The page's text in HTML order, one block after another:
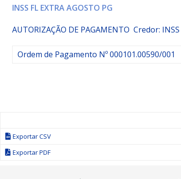
[ 3 de agosto de 2026 ]
INSS FL EXTRA AGOSTO PG
AUTORIZAÇÃO DE PAGAMENTO Credor:
Ordem de Pagamento Nº 000101.00590/001
Exportar CSV
Exportar PDF